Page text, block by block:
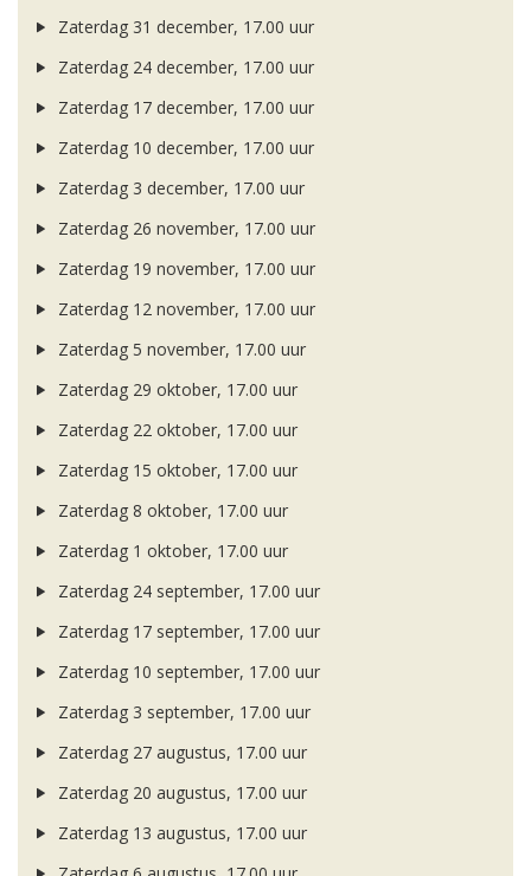
Zaterdag 31 december, 17.00 uur
Zaterdag 24 december, 17.00 uur
Zaterdag 17 december, 17.00 uur
Zaterdag 10 december, 17.00 uur
Zaterdag 3 december, 17.00 uur
Zaterdag 26 november, 17.00 uur
Zaterdag 19 november, 17.00 uur
Zaterdag 12 november, 17.00 uur
Zaterdag 5 november, 17.00 uur
Zaterdag 29 oktober, 17.00 uur
Zaterdag 22 oktober, 17.00 uur
Zaterdag 15 oktober, 17.00 uur
Zaterdag 8 oktober, 17.00 uur
Zaterdag 1 oktober, 17.00 uur
Zaterdag 24 september, 17.00 uur
Zaterdag 17 september, 17.00 uur
Zaterdag 10 september, 17.00 uur
Zaterdag 3 september, 17.00 uur
Zaterdag 27 augustus, 17.00 uur
Zaterdag 20 augustus, 17.00 uur
Zaterdag 13 augustus, 17.00 uur